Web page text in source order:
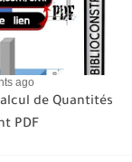
ago
de Quantités
PDF